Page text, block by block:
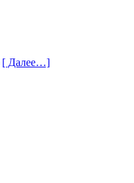
[ Далее…]